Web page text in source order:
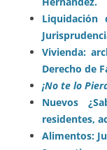
Liquidación
Vivienda:
Derecho de
¡No te lo
Nuevos
residentes,
Alimentos: